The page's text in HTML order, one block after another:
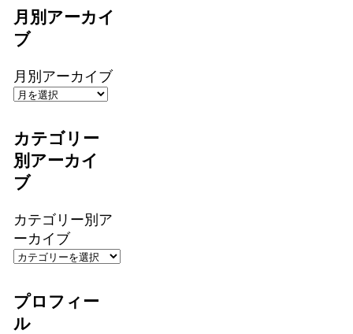
月別アーカイ
ブ
月別アーカイブ
カテゴリー
別アーカイ
ブ
カテゴリー別ア
ーカイブ
プロフィー
ル